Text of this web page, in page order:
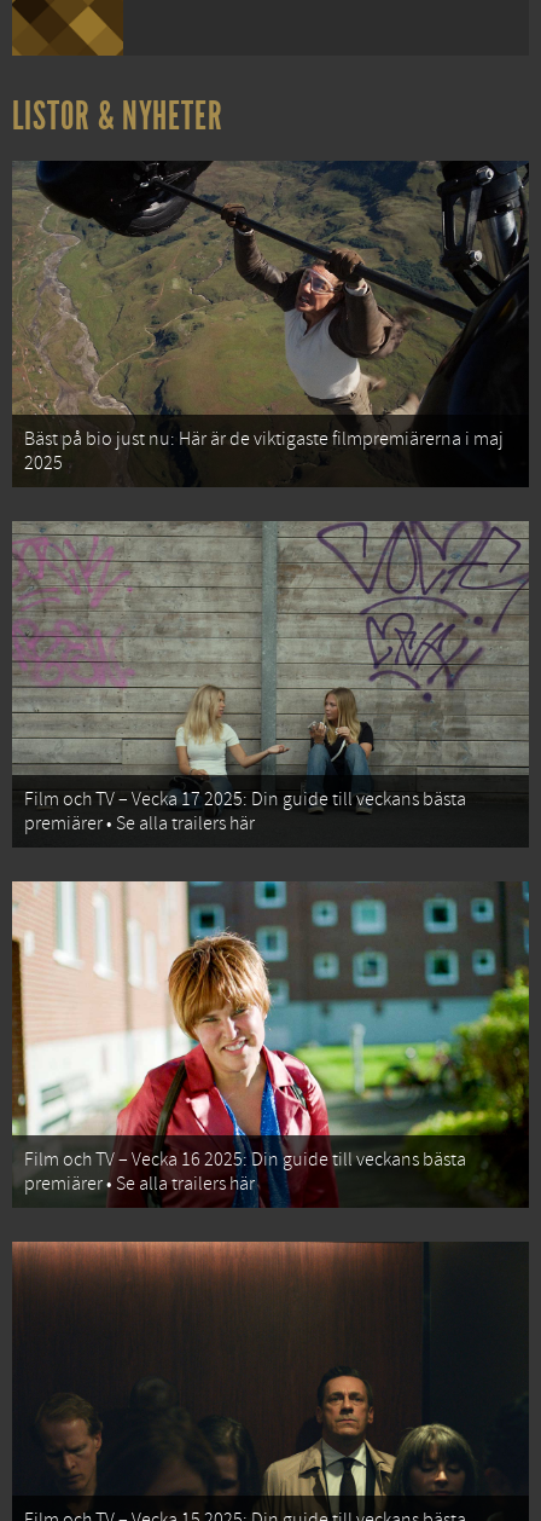
LISTOR & NYHETER
Bäst på bio just nu: Här är de viktigaste filmpremiärerna i maj
2025
Film och TV – Vecka 17 2025: Din guide till veckans bästa
premiärer • Se alla trailers här
Film och TV – Vecka 16 2025: Din guide till veckans bästa
premiärer • Se alla trailers här